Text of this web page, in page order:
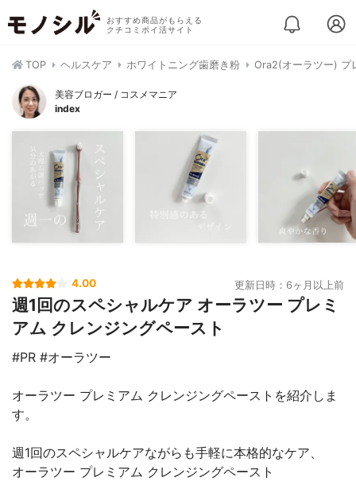
おすすめ商品がもらえる
クチコミポイ活サイト
TOP ヘルスケア ホワイトニング歯磨き粉 Ora2(オーラツー) プ
美容ブロガー / コスメマニア
index
4.00 更新日時：6ヶ月以上前
週1回のスペシャルケア オーラツー プレミ
アム クレンジングペースト
#PR #オーラツー
オーラツー プレミアム クレンジングペーストを紹介しま
す。
週1回のスペシャルケアながらも手軽に本格的なケア、
オーラツー プレミアム クレンジングペースト